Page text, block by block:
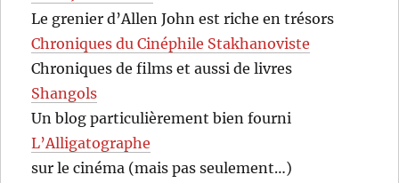
Le grenier d’Allen John est riche en trésors
Chroniques du Cinéphile Stakhanoviste
Chroniques de films et aussi de livres
Shangols
Un blog particulièrement bien fourni
L’Alligatographe
sur le cinéma (mais pas seulement…)